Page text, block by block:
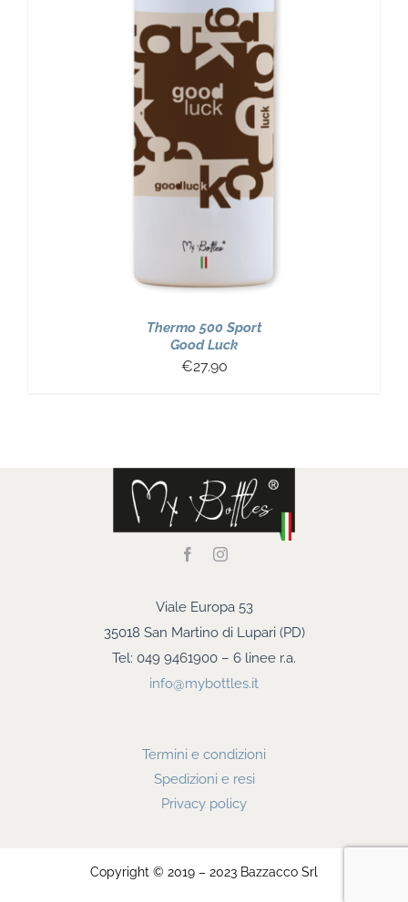
Thermo 500 Sport
Good Luck
€27.90
Viale Europa 53
35018 San Martino di Lupari (PD)
Tel: 049 9461900 – 6 linee r.a.
info@mybottles.it
Termini e condizioni
Spedizioni e resi
Privacy policy
Copyright © 2019 – 2023 Bazzacco Srl